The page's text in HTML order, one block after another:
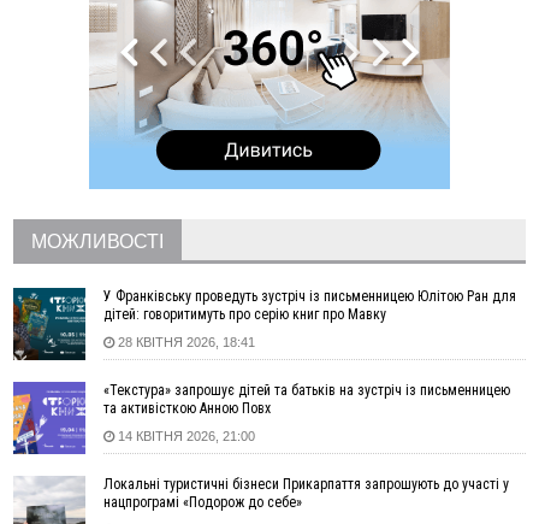
Лікування наркоманії Київ: чому важливо розпочати
терапію якомога раніше
Франківця, який у Косові викрав за магазину понад 640
тисяч гривень у валюті, засудили до 5 років
Податкова передасть в Міноборони для "Оберегу" дані про
чоловіків 18–60 років
10:45
У Франківську, Коломиї, Долині та Яремче 6 серпня
зафіксували рекордну спеку
10:02
Змушував надсилати інтимні фото: на Прикарпатті
затримали підозрюваного у розбещенні малолітньої
09:22
АМКУ розпочав справу проти Гвіздецької селищної ради
08:54
Синоптики попереджають про значний дощ на Прикарпатті
08:45
Нафтогазову площу на межі Прикарпаття та Львівщини
повторно виставили на аукціон за 830 млн
МОЖЛИВОСТІ
У Франківську проведуть зустріч із письменницею Юлітою Ран для
дітей: говоритимуть про серію книг про Мавку
28 КВІТНЯ 2026, 18:41
«Текстура» запрошує дітей та батьків на зустріч із письменницею
та активісткою Анною Повх
14 КВІТНЯ 2026, 21:00
Локальні туристичні бізнеси Прикарпаття запрошують до участі у
нацпрограмі «Подорож до себе»